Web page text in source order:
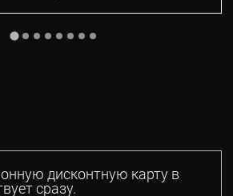
дисконтную карту в
сразу.